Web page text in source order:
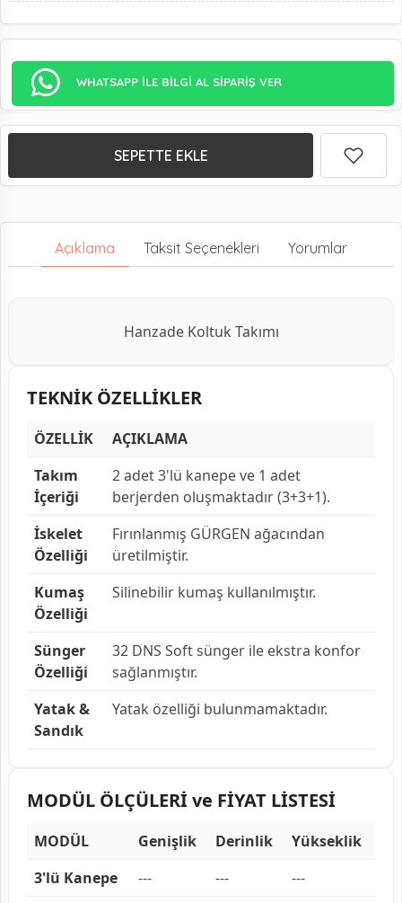
WHATSAPP İLE BİLGİ AL SİPARİŞ VER
SEPETTE EKLE
Açıklama Taksit Seçenekleri Yorumlar
Hanzade Koltuk Takımı
TEKNİK ÖZELLİKLER
ÖZELLİK
AÇIKLAMA
Takım
İçeriği
2 adet 3'lü kanepe ve 1 adet
berjerden oluşmaktadır (3+3+1).
İskelet
Özelliği
Fırınlanmış GÜRGEN ağacından
üretilmiştir.
Kumaş
Özelliği
Silinebilir kumaş kullanılmıştır.
Sünger
Özelliği
32 DNS Soft sünger ile ekstra konfor
sağlanmıştır.
Yatak &
Sandık
Yatak özelliği bulunmamaktadır.
MODÜL ÖLÇÜLERİ ve FİYAT LİSTESİ
MODÜL Genişlik Derinlik
Yükseklik
3'lü Kanepe
--- ---
---